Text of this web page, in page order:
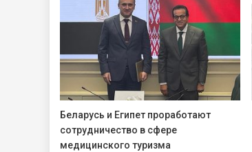
Беларусь и Египет проработают
сотрудничество в сфере
медицинского туризма